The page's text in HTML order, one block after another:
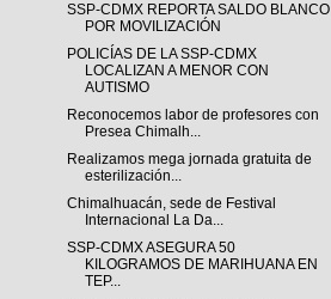
SSP-CDMX REPORTA SALDO BLANCO
POR MOVILIZACIÓN
POLICÍAS DE LA SSP-CDMX
LOCALIZAN A MENOR CON
AUTISMO
Reconocemos labor de profesores con
Presea Chimalh...
Realizamos mega jornada gratuita de
esterilización...
Chimalhuacán, sede de Festival
Internacional La Da...
SSP-CDMX ASEGURA 50
KILOGRAMOS DE MARIHUANA EN
TEP...